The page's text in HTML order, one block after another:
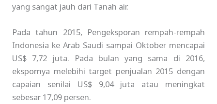
yang sangat jauh dari Tanah air.
Pada tahun 2015, Pengeksporan rempah-rempah
Indonesia ke Arab Saudi sampai Oktober mencapai
US$ 7,72 juta. Pada bulan yang sama di 2016,
ekspornya melebihi target penjualan 2015 dengan
capaian senilai US$ 9,04 juta atau meningkat
sebesar 17,09 persen.